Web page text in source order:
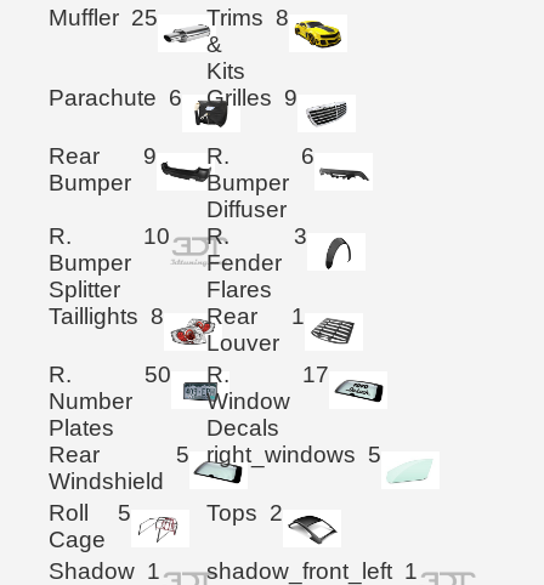
Muffler 25
Trims
&
Kits
8
Parachute 6 Grilles 9
Rear
Bumper
9
R.
Bumper
Diffuser
6
R.
Bumper
Splitter
10
R.
Fender
Flares
3
Taillights 8
Rear
Louver
1
R.
Number
Plates
50
R.
Window
Decals
17
Rear
Windshield
5 right_windows 5
Roll
Cage
5 Tops 2
Shadow 1 shadow_front_left 1